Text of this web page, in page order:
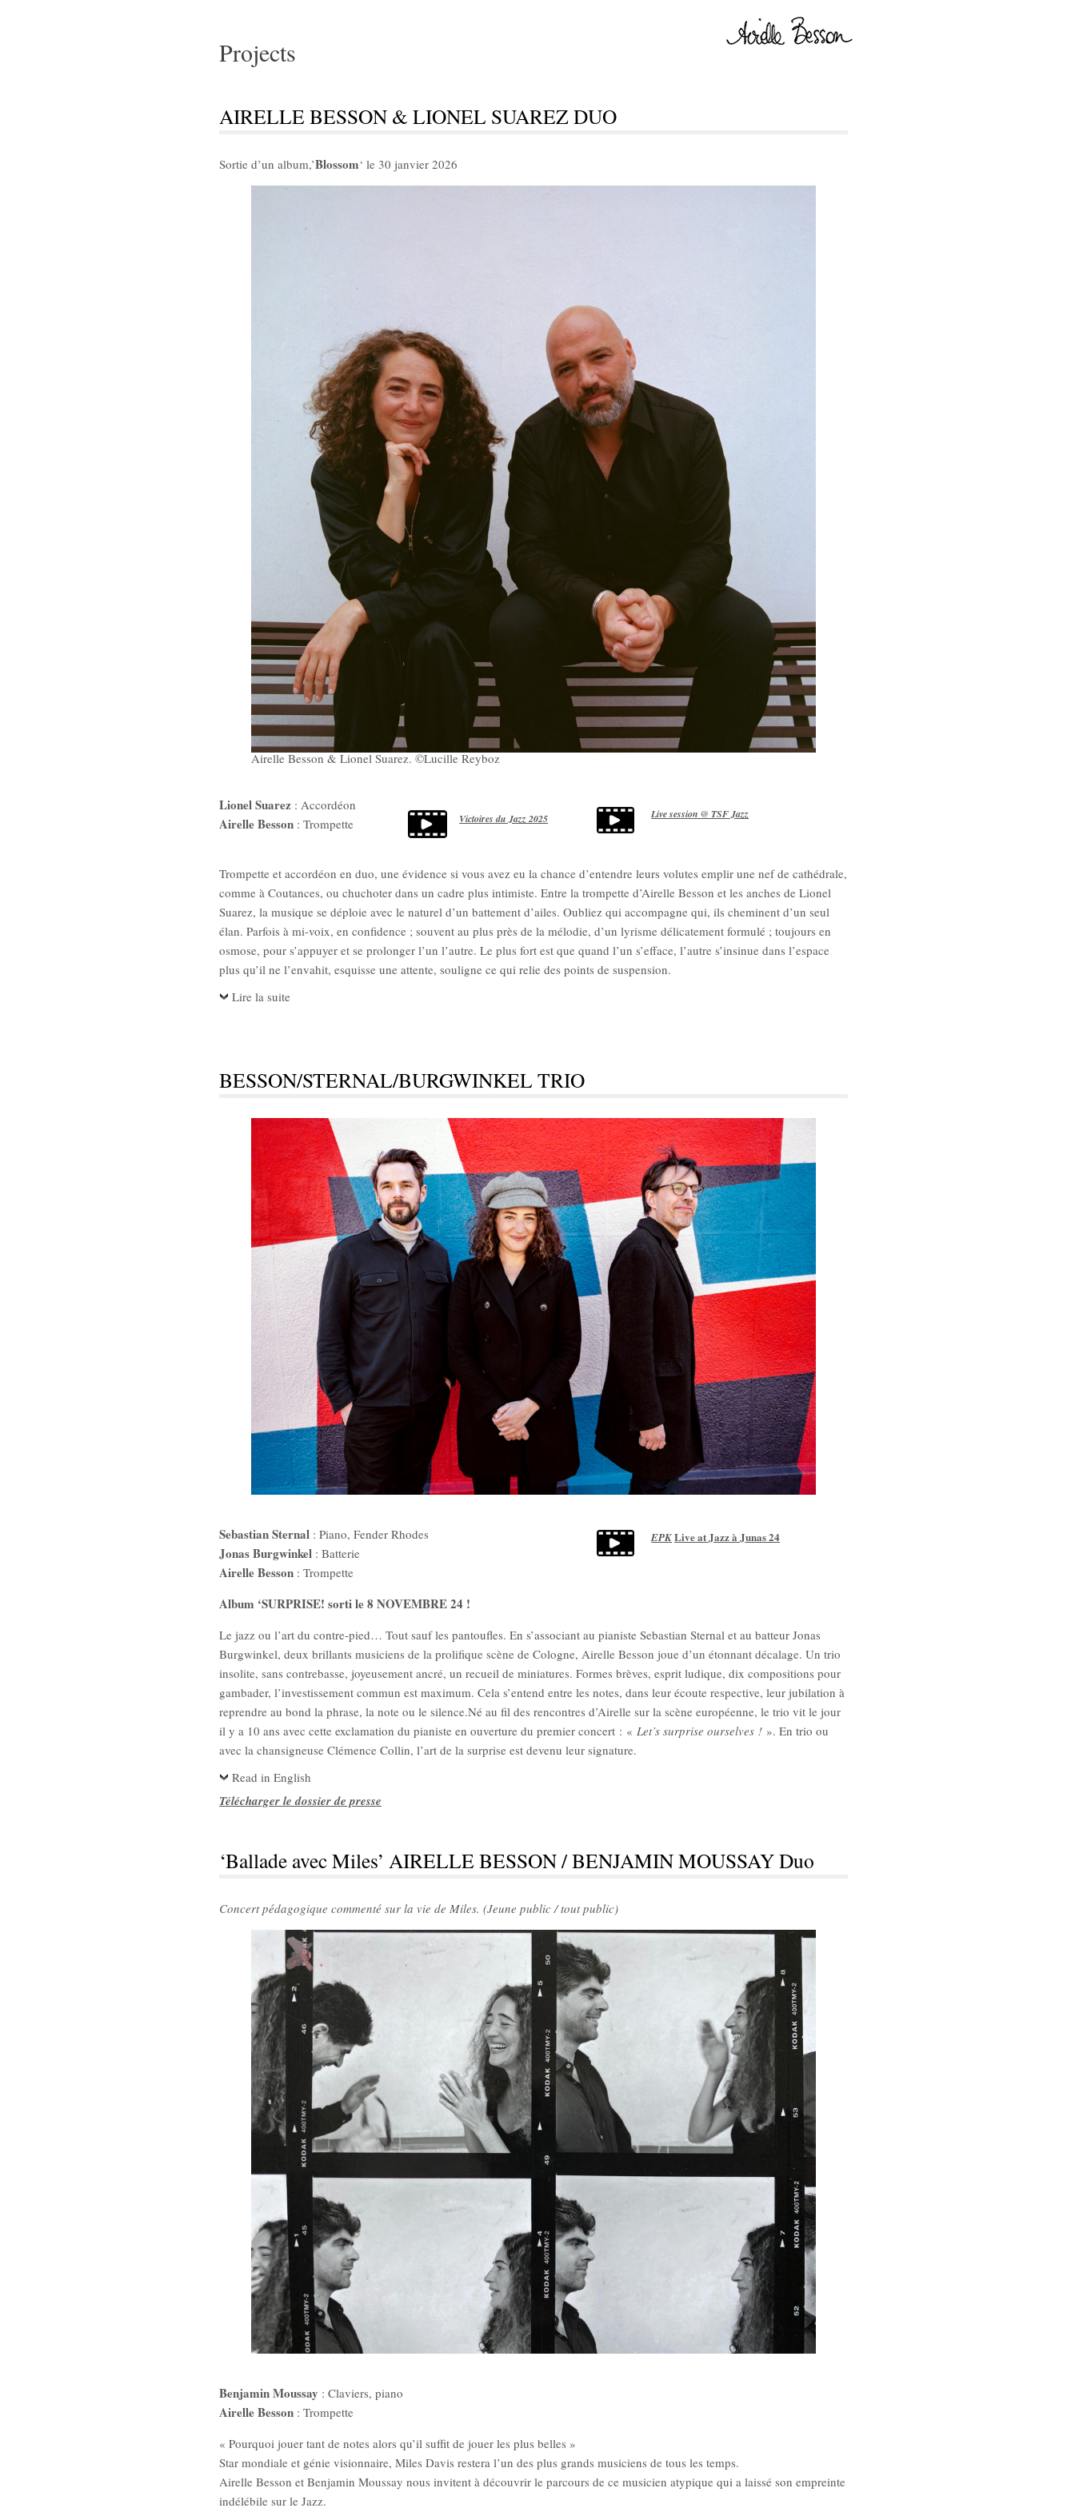
Projects
AIRELLE BESSON & LIONEL SUAREZ DUO
Sortie d’un album,’Blossom‘ le 30 janvier 2026
Airelle Besson & Lionel Suarez. ©Lucille Reyboz
Lionel Suarez : Accordéon
Airelle Besson : Trompette Victoires du Jazz 2025 Live session @ TSF Jazz
Trompette et accordéon en duo, une évidence si vous avez eu la chance d’entendre leurs volutes emplir une nef de cathédrale,
comme à Coutances, ou chuchoter dans un cadre plus intimiste. Entre la trompette d’Airelle Besson et les anches de Lionel
Suarez, la musique se déploie avec le naturel d’un battement d’ailes. Oubliez qui accompagne qui, ils cheminent d’un seul
élan. Parfois à mi-voix, en confidence ; souvent au plus près de la mélodie, d’un lyrisme délicatement formulé ; toujours en
osmose, pour s’appuyer et se prolonger l’un l’autre. Le plus fort est que quand l’un s’efface, l’autre s’insinue dans l’espace
plus qu’il ne l’envahit, esquisse une attente, souligne ce qui relie des points de suspension.
Lire la suite
BESSON/STERNAL/BURGWINKEL TRIO
Sebastian Sternal : Piano, Fender Rhodes
Jonas Burgwinkel : Batterie
Airelle Besson : Trompette
Album ‘SURPRISE! sorti le 8 NOVEMBRE 24 !
EPKLive at Jazz à Junas 24
Le jazz ou l’art du contre-pied… Tout sauf les pantoufles. En s’associant au pianiste Sebastian Sternal et au batteur Jonas
Burgwinkel, deux brillants musiciens de la prolifique scène de Cologne, Airelle Besson joue d’un étonnant décalage. Un trio
insolite, sans contrebasse, joyeusement ancré, un recueil de miniatures. Formes brèves, esprit ludique, dix compositions pour
gambader, l’investissement commun est maximum. Cela s’entend entre les notes, dans leur écoute respective, leur jubilation à
reprendre au bond la phrase, la note ou le silence.Né au fil des rencontres d’Airelle sur la scène européenne, le trio vit le jour
il y a 10 ans avec cette exclamation du pianiste en ouverture du premier concert : « Let’s surprise ourselves ! ». En trio ou
avec la chansigneuse Clémence Collin, l’art de la surprise est devenu leur signature.
Read in English
Télécharger le dossier de presse
‘Ballade avec Miles’ AIRELLE BESSON / BENJAMIN MOUSSAY Duo
Concert pédagogique commenté sur la vie de Miles. (Jeune public / tout public)
Benjamin Moussay : Claviers, piano
Airelle Besson : Trompette
« Pourquoi jouer tant de notes alors qu’il suffit de jouer les plus belles »
Star mondiale et génie visionnaire, Miles Davis restera l’un des plus grands musiciens de tous les temps.
Airelle Besson et Benjamin Moussay nous invitent à découvrir le parcours de ce musicien atypique qui a laissé son empreinte
indélébile sur le Jazz.